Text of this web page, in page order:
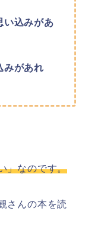
い込みがあ
みがあれ
」なのです。
さんの本を読